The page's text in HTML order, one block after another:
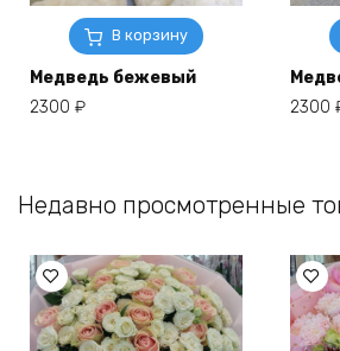
В корзину
Медведь бежевый
2300 ₽
2300
Недавно просмотренные